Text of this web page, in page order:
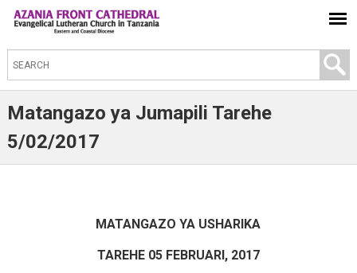
S
e
a
c
Matangazo ya Jumapili Tarehe
5/02/2017
MATANGAZO YA USHARIKA
TAREHE 05 FEBRUARI, 2017